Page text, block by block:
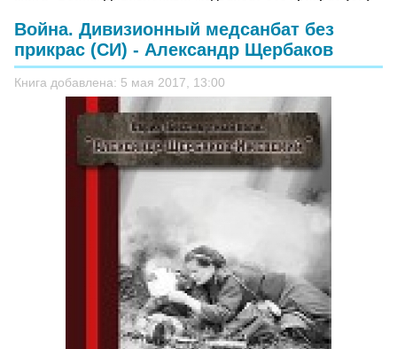
Война. Дивизионный медсанбат без
прикрас (СИ) - Александр Щербаков
Книга добавлена: 5 мая 2017, 13:00